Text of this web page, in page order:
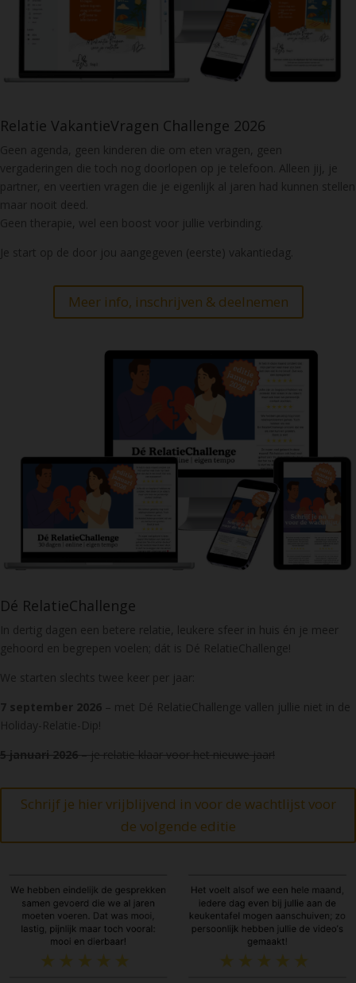
Relatie VakantieVragen Challenge 2026
Geen agenda, geen kinderen die om eten vragen, geen
vergaderingen die toch nog doorlopen op je telefoon. Alleen jij, je
partner, en veertien vragen die je eigenlijk al jaren had kunnen stellen
maar nooit deed.
Geen therapie, wel een boost voor jullie verbinding.
Je start op de door jou aangegeven (eerste) vakantiedag.
Meer info, inschrijven & deelnemen
Dé RelatieChallenge
In dertig dagen een betere relatie, leukere sfeer in huis én je meer
gehoord en begrepen voelen; dát is Dé RelatieChallenge!
We starten slechts twee keer per jaar:
7 september 2026 – met Dé RelatieChallenge vallen jullie niet in de
Holiday-Relatie-Dip!
5 januari 2026– je relatie klaar voor het nieuwe jaar!
Schrijf je hier vrijblijvend in voor de wachtlijst voor
de volgende editie